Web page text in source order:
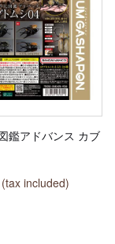
鑑アドバンス カブ
included)